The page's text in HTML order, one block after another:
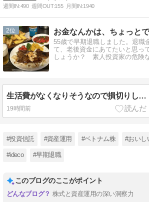
週間IN:490 週間OUT:155 月間IN:1940
2 お金なんかは、ちょっと
55歳で早期退職しました。退職
て、老後資金にあてたいと思っ
しょうか？ 素人投資家の危険
生活費がなくなりそうなので損切りしました！
19時間前
#投資信託 #資産運用 #ベトナム株 #おいし
#ideco #早期退職
このブログのここがポイント
株式と資産運用の深い洞察力